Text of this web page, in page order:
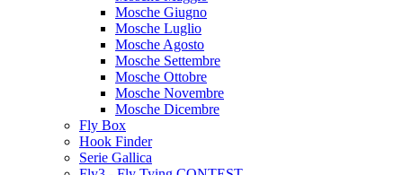
Mosche Giugno
Mosche Luglio
Mosche Agosto
Mosche Settembre
Mosche Ottobre
Mosche Novembre
Mosche Dicembre
Fly Box
Hook Finder
Serie Gallica